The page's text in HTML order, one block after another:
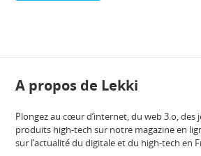
A propos de Lekki
Plongez au cœur d’internet, du web 3.o, des
produits high-tech sur notre magazine en
sur l’actualité du digitale et du high-tech en